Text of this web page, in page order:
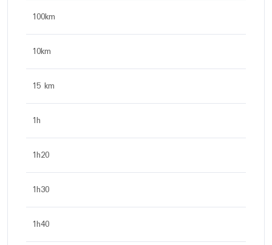
100km
10km
15 km
1h
1h20
1h30
1h40